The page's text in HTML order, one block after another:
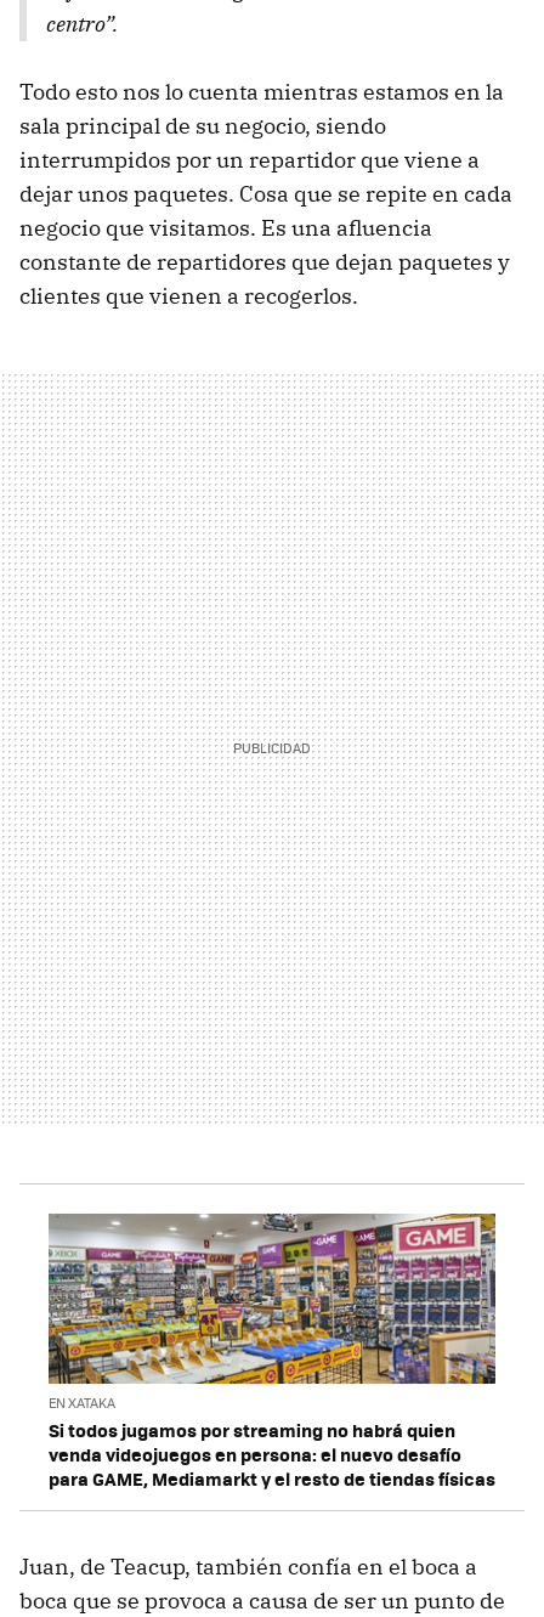
centro”.
Todo esto nos lo cuenta mientras estamos en la
sala principal de su negocio, siendo
interrumpidos por un repartidor que viene a
dejar unos paquetes. Cosa que se repite en cada
negocio que visitamos. Es una afluencia
constante de repartidores que dejan paquetes y
clientes que vienen a recogerlos.
EN XATAKA
Si todos jugamos por streaming no habrá quien
venda videojuegos en persona: el nuevo desafío
para GAME, Mediamarkt y el resto de tiendas físicas
Juan, de Teacup, también confía en el boca a
boca que se provoca a causa de ser un punto de